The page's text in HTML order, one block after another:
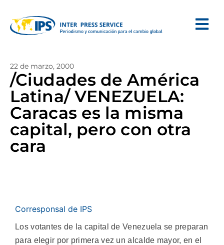
22 de marzo, 2000
/Ciudades de América
Latina/ VENEZUELA:
Caracas es la misma
capital, pero con otra
cara
Corresponsal de IPS
Los votantes de la capital de Venezuela se preparan
para elegir por primera vez un alcalde mayor, en el